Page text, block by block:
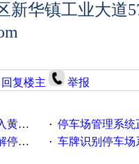
新华镇工业大道
回复楼主 举报
？ · 停车场管理系统正在
应用 · 车牌识别停车